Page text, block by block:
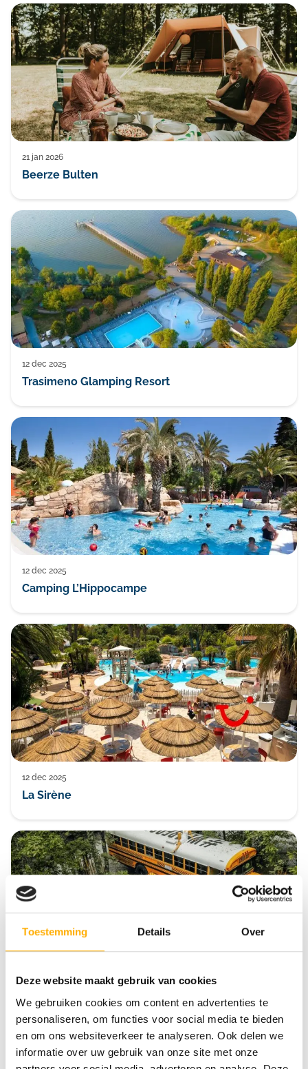
Toestemming Details Over
Deze website maakt gebruik van cookies
We gebruiken cookies om content en advertenties te
personaliseren, om functies voor social media te bieden
en om ons websiteverkeer te analyseren. Ook delen we
informatie over uw gebruik van onze site met onze
21 jan 2026
Beerze Bulten
12 dec 2025
Trasimeno Glamping Resort
12 dec 2025
Camping L’Hippocampe
12 dec 2025
La Sirène
09 dec 2025
Chianti Glamping Resort